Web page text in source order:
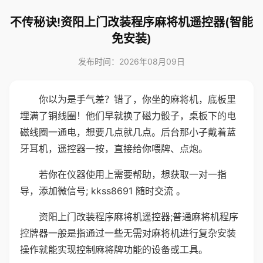
不传秘诀!资阳上门改装程序麻将机遥控器(智能
免安装)
发布时间：2026年08月09日
你以为是手气差？错了，你坐的麻将机，底板里
埋满了铜线圈！他们早就换了磁力骰子，桌板下的电
磁线圈一通电，想要几点就几点。后台那小子戴着蓝
牙耳机，遥控器一按，直接给你喂牌、点炮。
若你在仪器使用上需要帮助，想获取一对一指
导，添加微信号; kkss8691 随时交流 。
资阳上门改装程序麻将机遥控器;普通麻将机程序
控牌器一般是指通过一些无需对麻将机进行复杂安装
操作就能实现控制麻将牌功能的设备或工具。